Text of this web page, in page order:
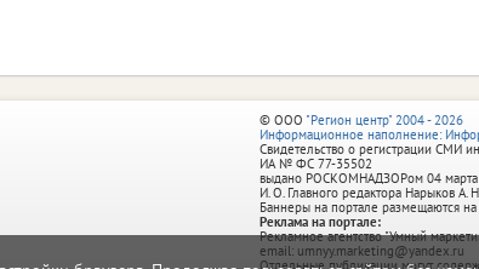
© ООО "Регион центр" 2004 - 2026
Информационное наполнение:
Свидетельство о регистрации СМИ
ИА № ФС 77‑35502
выдано РОСКОМНАДЗОРом 04 марта
И. О. Главного редактора Нарыков А. Н.
Баннеры на портале размещаются на
Реклама на портале:
Рекламное агентство "Умный
email: umnyy.marketing@yandex.ru
Отдельные публикации могут